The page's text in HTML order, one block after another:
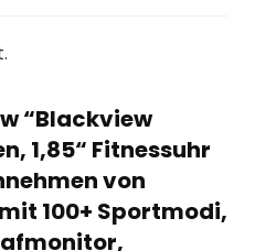
“Blackview
1,85“ Fitnessuhr
von
100+ Sportmodi,